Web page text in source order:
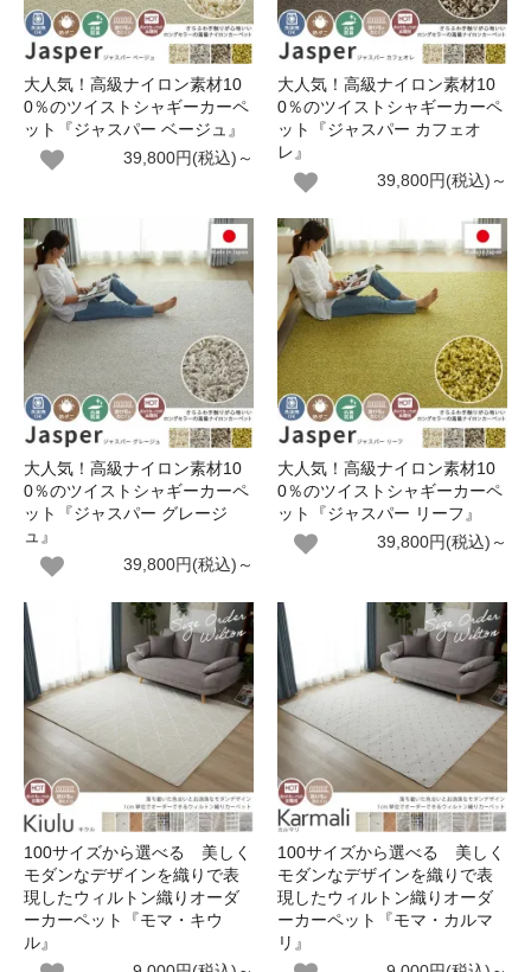
大人気！高級ナイロン素材10
0％のツイストシャギーカーペ
ット『ジャスパー ベージュ』
39,800円(税込)～
大人気！高級ナイロン素材10
0％のツイストシャギーカーペ
ット『ジャスパー カフェオ
レ』
39,800円(税込)～
大人気！高級ナイロン素材10
0％のツイストシャギーカーペ
ット『ジャスパー グレージ
ュ』
39,800円(税込)～
大人気！高級ナイロン素材10
0％のツイストシャギーカーペ
ット『ジャスパー リーフ』
39,800円(税込)～
100サイズから選べる 美しく
モダンなデザインを織りで表
現したウィルトン織りオーダ
ーカーペット『モマ・キウ
ル』
100サイズから選べる 美しく
モダンなデザインを織りで表
現したウィルトン織りオーダ
ーカーペット『モマ・カルマ
リ』